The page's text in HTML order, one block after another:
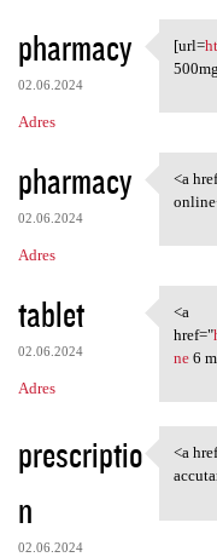
pharmacy
02.06.2024
Adres
[url=
pharmacy
02.06.2024
Adres
<a
<a
tablet
02.06.2024
Adres
<a
<a
href="
ne6
prescriptio
n
02.06.2024
<a
<a